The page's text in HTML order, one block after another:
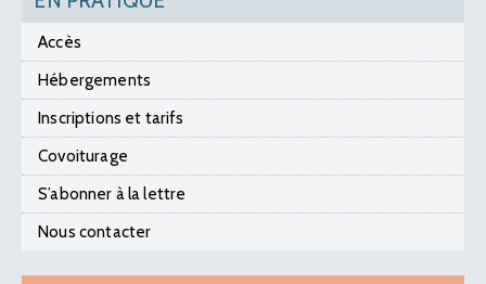
Accès
Hébergements
Inscriptions et tarifs
Covoiturage
S’abonner à la lettre
Nous contacter